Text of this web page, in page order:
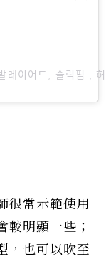
이어드, 슬릭펌 ,
很常示範使用
較明顯一些；
，也可以吹至